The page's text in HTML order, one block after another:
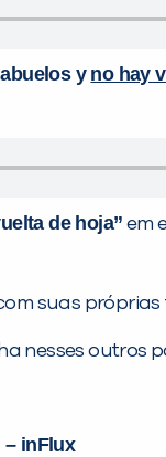
y no hay
de hoja” em
suas próprias
nesses outros
– inFlux